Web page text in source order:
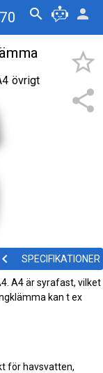
search person
share
star_border
övrigt
keyboard_arrow_left SPECIFIKATIONER
A4 är syrafast, vilket
kan t ex
för havsvatten,